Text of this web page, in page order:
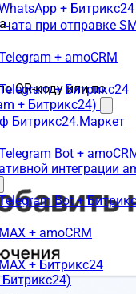
+ Битрикс24
при отправке
+ amoCRM
+ Битрикс24
+ Битрикс24)
Битрикс24.Маркет
Bot +
интеграции
Bot +
+ amoCRM
+ Битрикс24
QR-коду или по